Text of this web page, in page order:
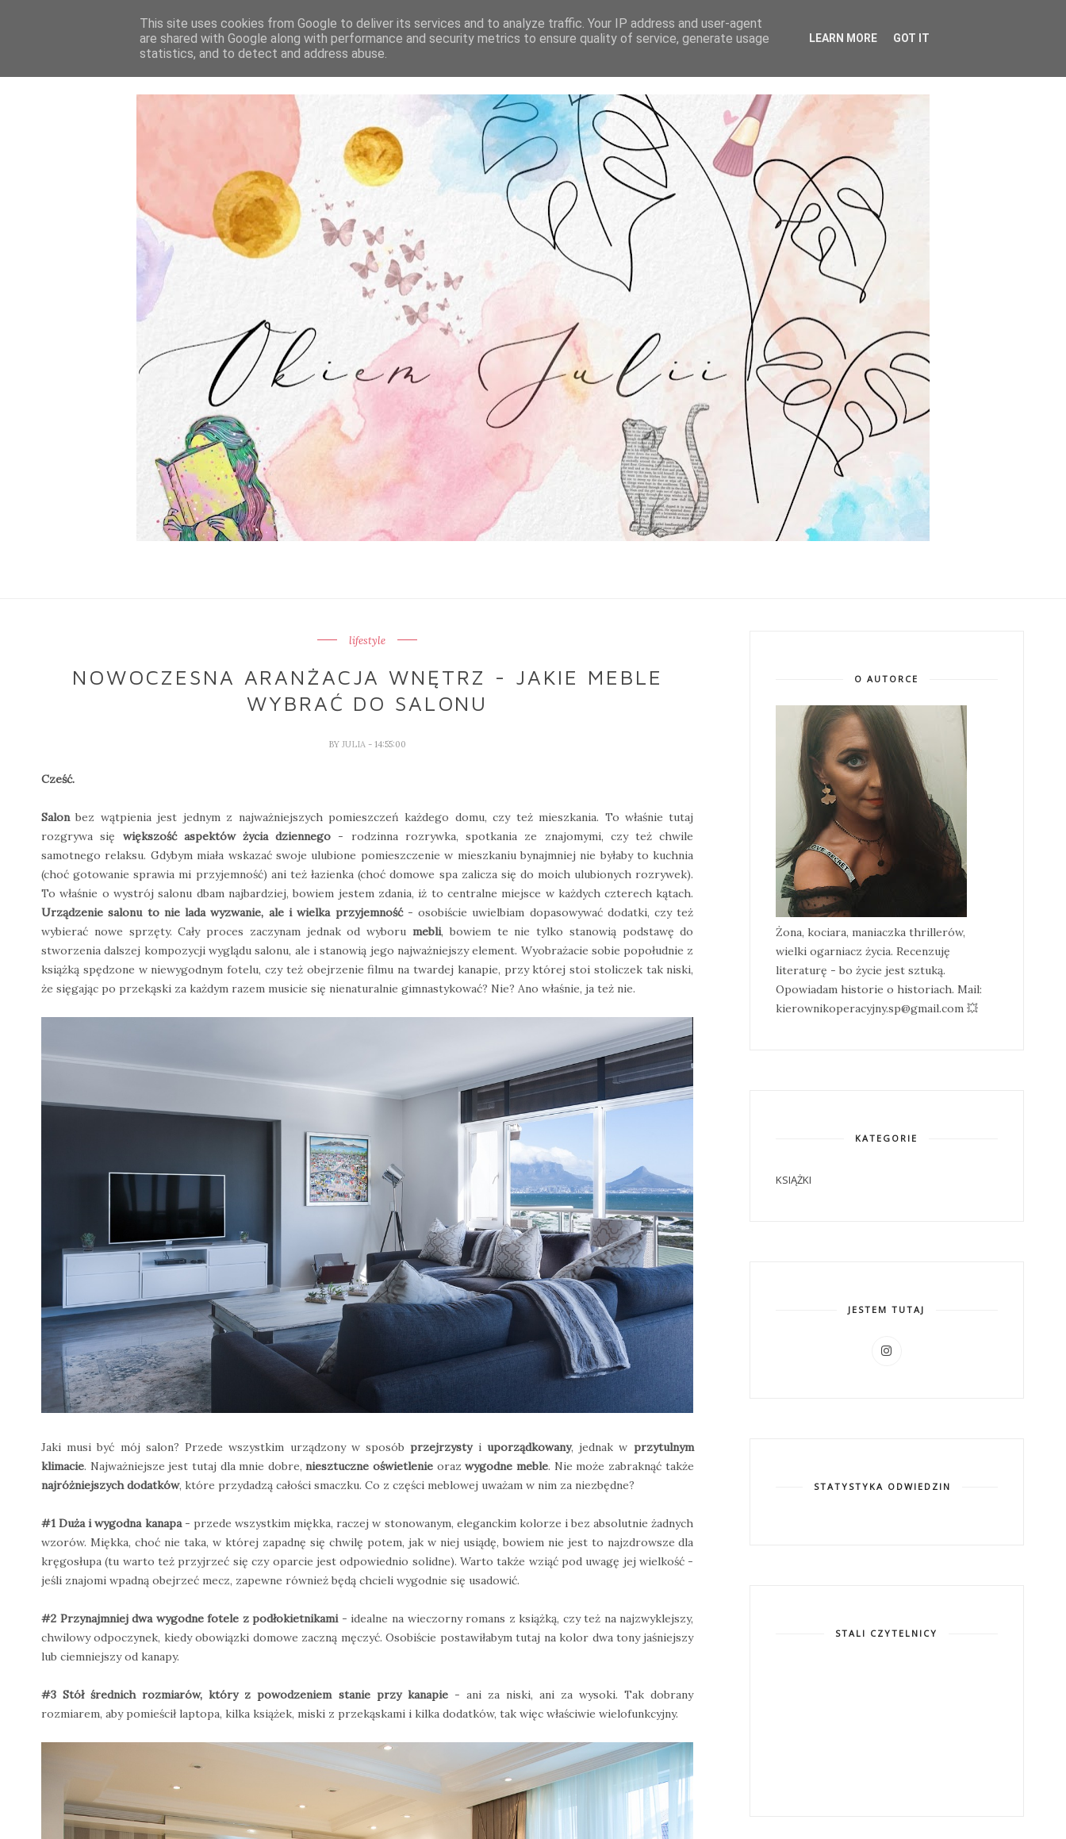
STRONA GŁÓWNA O MNIE WSPÓŁPRACA
lifestyle
NOWOCZESNA ARANŻACJA WNĘTRZ - JAKIE MEBLE
WYBRAĆ DO SALONU
BYJULIA - 14:55:00
Cześć.
Salonbez wątpienia jest jednym z najważniejszych pomieszczeń każdego domu, czy też mieszkania. To właśnie tutaj
rozgrywa się większość aspektów życia dziennego - rodzinna rozrywka, spotkania ze znajomymi, czy też chwile
samotnego relaksu. Gdybym miała wskazać swoje ulubione pomieszczenie w mieszkaniu bynajmniej nie byłaby to kuchnia
(choć gotowanie sprawia mi przyjemność) ani też łazienka (choć domowe spa zalicza się do moich ulubionych rozrywek).
To właśnie o wystrój salonu dbam najbardziej, bowiem jestem zdania, iż to centralne miejsce w każdych czterech kątach.
Urządzenie salonu to nie lada wyzwanie, ale i wielka przyjemność - osobiście uwielbiam dopasowywać dodatki, czy też
wybierać nowe sprzęty. Cały proces zaczynam jednak od wyboru mebli, bowiem te nie tylko stanowią podstawę do
stworzenia dalszej kompozycji wyglądu salonu, ale i stanowią jego najważniejszy element. Wyobrażacie sobie popołudnie z
książką spędzone w niewygodnym fotelu, czy też obejrzenie filmu na twardej kanapie, przy której stoi stoliczek tak niski,
że sięgając po przekąski za każdym razem musicie się nienaturalnie gimnastykować? Nie? Ano właśnie, ja też nie.
Jaki musi być mój salon? Przede wszystkim urządzony w sposób przejrzystyi uporządkowany, jednak w przytulnym
klimacie. Najważniejsze jest tutaj dla mnie dobre,niesztuczne oświetlenie orazwygodne meble. Nie może zabraknąć także
najróżniejszych dodatków, które przydadzą całości smaczku. Co z części meblowej uważam w nim za niezbędne?
#1 Duża i wygodna kanapa- przede wszystkim miękka, raczej w stonowanym, eleganckim kolorze i bez absolutnie żadnych
wzorów. Miękka, choć nie taka, w której zapadnę się chwilę potem, jak w niej usiądę, bowiem nie jest to najzdrowsze dla
kręgosłupa (tu warto też przyjrzeć się czy oparcie jest odpowiednio solidne). Warto także wziąć pod uwagę jej wielkość -
jeśli znajomi wpadną obejrzeć mecz, zapewne również będą chcieli wygodnie się usadowić.
#2 Przynajmniej dwa wygodne fotele z podłokietnikami - idealne na wieczorny romans z książką, czy też na najzwyklejszy,
chwilowy odpoczynek, kiedy obowiązki domowe zaczną męczyć. Osobiście postawiłabym tutaj na kolor dwa tony jaśniejszy
lub ciemniejszy od kanapy.
#3 Stół średnich rozmiarów, który z powodzeniem stanie przy kanapie- ani za niski, ani za wysoki. Tak dobrany
rozmiarem, aby pomieścił laptopa, kilka książek, miski z przekąskami i kilka dodatków, tak więc właściwie wielofunkcyjny.
O AUTORCE
Żona, kociara, maniaczka thrillerów,
wielki ogarniacz życia. Recenzuję
literaturę - bo życie jest sztuką.
Opowiadam historie o historiach. Mail:
kierownikoperacyjny.sp@gmail.com 💥
KATEGORIE
KSIĄŻKI
JESTEM TUTAJ
STATYSTYKA ODWIEDZIN
STALI CZYTELNICY
This site uses cookies from Google to deliver its services and to analyze traffic. Your IP address and user-agent
are shared with Google along with performance and security metrics to ensure quality of service, generate usage
statistics, and to detect and address abuse.
LEARN MORE GOT IT